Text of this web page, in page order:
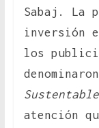
Sabaj. La
inversión
los
denominaron
atención